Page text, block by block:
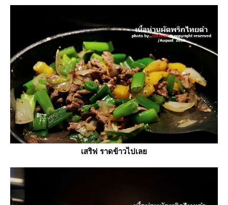
เสริฟ ราดข้าวไปเล